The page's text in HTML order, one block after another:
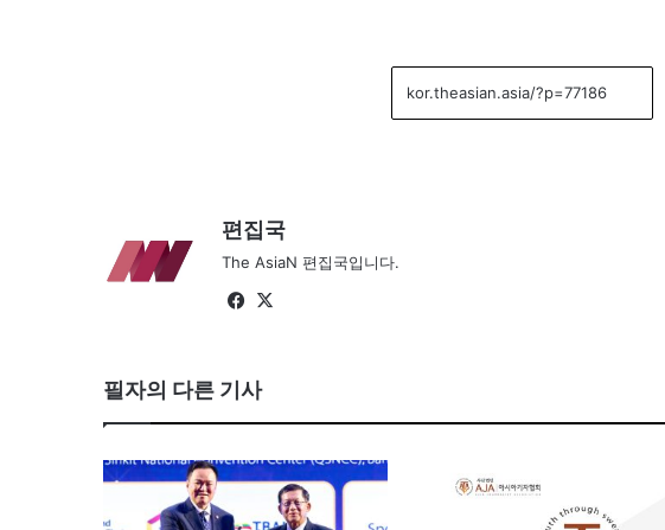
편집국
The AsiaN 편집국입니다.
Fa
ok
필자의 다른 기사